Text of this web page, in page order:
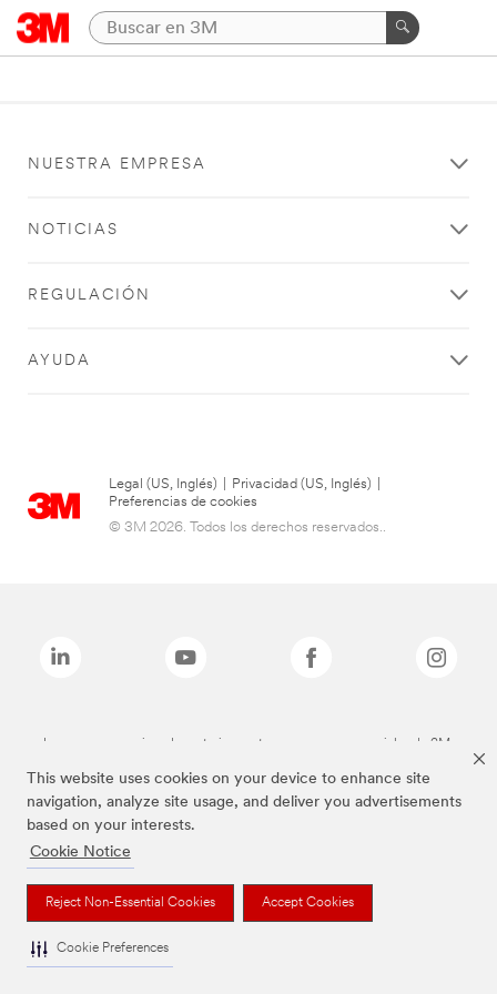
This website uses cookies on your device to enhance site
navigation, analyze site usage, and deliver you advertisements
based on your interests.
Cookie Notice
Reject Non-Essential Cookies Accept Cookies
Cookie Preferences
NUESTRA EMPRESA
NOTICIAS
REGULACIÓN
AYUDA
Legal (US, Inglés) Privacidad (US, Inglés)
Preferencias de cookies
© 3M 2026. Todos los derechos reservados..
Las marcas mencionadas anteriormente son marcas comerciales de 3M.